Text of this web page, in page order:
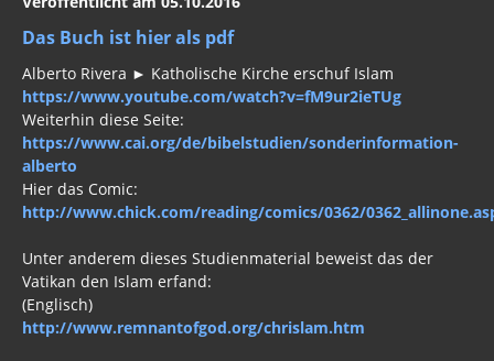
Das Buch ist hier als pdf
Alberto Rivera ► Katholische Kirche erschuf Islam
https://www.youtube.com/watch?v=fM9ur2ieTUg
Weiterhin diese Seite:
https://www.cai.org/de/bibelstudien/sonderinformation-
alberto
Hier das Comic:
http://www.chick.com/reading/comics/0362/
Vatikan den Islam erfand:
(Englisch)
http://www.remnantofgod.org/chrislam.htm